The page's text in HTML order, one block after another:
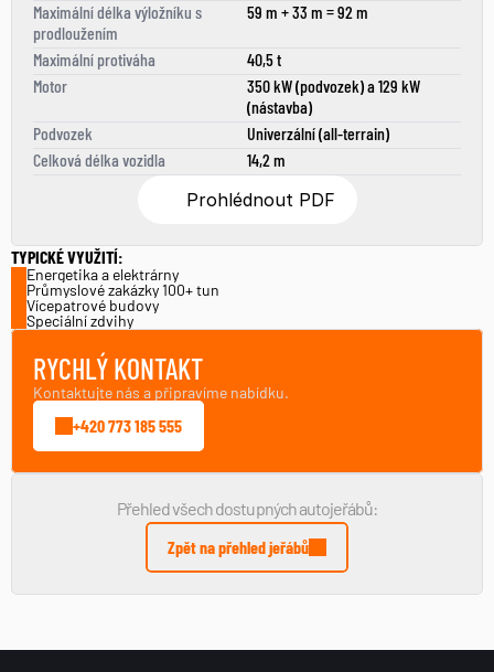
Maximální délka výložníku s
prodloužením
59 m + 33 m = 92 m
Maximální protiváha
40,5 t
Motor
350 kW (podvozek) a 129 kW
(nástavba)
Podvozek
Univerzální (all-terrain)
Celková délka vozidla
14,2 m
Prohlédnout PDF
TYPICKÉ VYUŽITÍ:
Energetika a elektrárny
Průmyslové zakázky 100+ tun
Vícepatrové budovy
Speciální zdvihy
RYCHLÝ KONTAKT
Kontaktujte nás a připravíme nabídku.
+420 773 185 555
Přehled všech dostupných autojeřábů:
Zpět na přehled jeřábů